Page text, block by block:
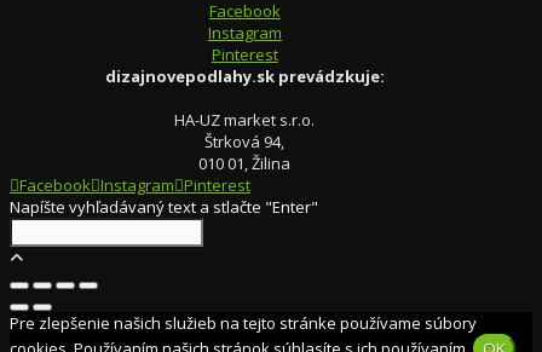
Facebook
Instagram
Pinterest
dizajnovepodlahy.sk prevádzkuje:
HA-UZ market s.r.o.
Štrková 94,
010 01, Žilina
Facebook Instagram Pinterest
Napíšte vyhľadávaný text a stlačte "Enter"
Pre zlepšenie našich služieb na tejto stránke používame súbory